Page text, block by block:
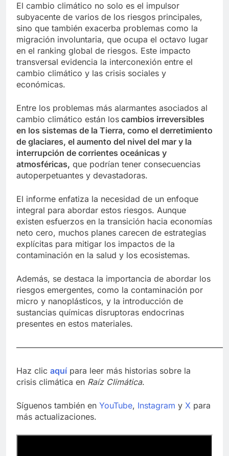
El cambio climático no solo es el impulsor
subyacente de varios de los riesgos principales,
sino que también exacerba problemas como la
migración involuntaria, que ocupa el octavo lugar
en el ranking global de riesgos. Este impacto
transversal evidencia la interconexión entre el
cambio climático y las crisis sociales y
económicas.
Entre los problemas más alarmantes asociados al
cambio climático están los cambios irreversibles
en los sistemas de la Tierra, como el derretimiento
de glaciares, el aumento del nivel del mar y la
interrupción de corrientes oceánicas y
atmosféricas, que podrían tener consecuencias
autoperpetuantes y devastadoras.
El informe enfatiza la necesidad de un enfoque
integral para abordar estos riesgos. Aunque
existen esfuerzos en la transición hacia economías
neto cero, muchos planes carecen de estrategias
explícitas para mitigar los impactos de la
contaminación en la salud y los ecosistemas.
Además, se destaca la importancia de abordar los
riesgos emergentes, como la contaminación por
micro y nanoplásticos, y la introducción de
sustancias químicas disruptoras endocrinas
presentes en estos materiales.
Haz clic aquí para leer más historias sobre la
crisis climática en Raíz Climática.
Síguenos también en YouTube, Instagram y X para
más actualizaciones.